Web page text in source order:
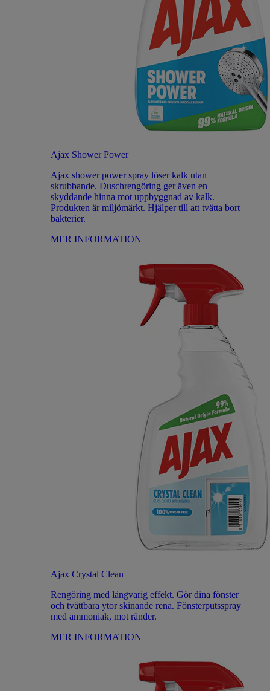
Ajax Shower Power
Ajax shower power spray löser kalk utan
skrubbande. Duschrengöring ger även en
skyddande hinna mot uppbyggnad av kalk.
Produkten är miljömärkt. Hjälper till att tvätta bort
bakterier.
MER INFORMATION
Ajax Crystal Clean
Rengöring med långvarig effekt. Gör dina fönster
och tvättbara ytor skinande rena. Fönsterputsspray
med ammoniak, mot ränder.
MER INFORMATION